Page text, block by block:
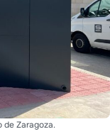
de Zaragoza.